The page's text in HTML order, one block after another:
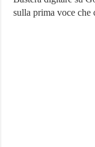
sulla prima voce che